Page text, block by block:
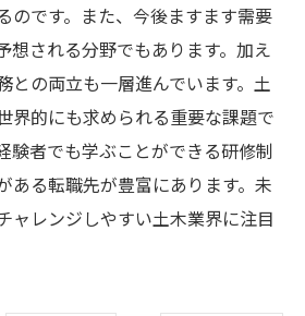
のです。また、今後ますます需要
想される分野でもあります。加え
との両立も一層進んでいます。土
界的にも求められる重要な課題で
験者でも学ぶことができる研修制
ある転職先が豊富にあります。未
ャレンジしやすい土木業界に注目